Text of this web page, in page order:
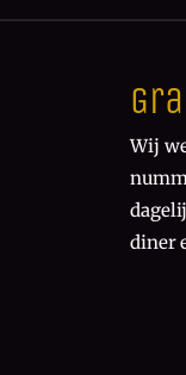
Wij
diner